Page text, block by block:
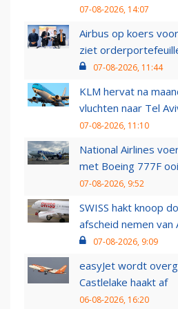
07-08-2026, 14:07
Airbus op koers
ziet
07-08-2026, 11:44
KLM hervat na
vluchten naar Tel
07-08-2026, 11:10
National Airlines
met Boeing 777F
07-08-2026, 9:52
SWISS hakt knoop
afscheid nemen
07-08-2026, 9:09
easyJet wordt
Castlelake haakt af
06-08-2026, 16:20